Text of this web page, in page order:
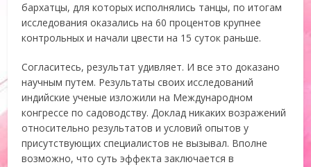
бархатцы, для которых исполнялись танцы, по итогам
исследования оказались на 60 процентов крупнее
контрольных и начали цвести на 15 суток раньше.
Согласитесь, результат удивляет. И все это доказано
научным путем. Результаты своих исследований
индийские ученые изложили на Международном
конгрессе по садоводству. Доклад никаких возражений
относительно результатов и условий опытов у
присутствующих специалистов не вызывал. Вполне
возможно, что суть эффекта заключается в